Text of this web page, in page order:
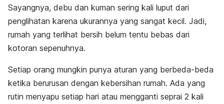
Sayangnya, debu dan kuman sering kali luput dari
penglihatan karena ukurannya yang sangat kecil. Jadi,
rumah yang terlihat bersih belum tentu bebas dari
kotoran sepenuhnya.
Setiap orang mungkin punya aturan yang berbeda-beda
ketika berurusan dengan kebersihan rumah. Ada yang
rutin menyapu setiap hari atau mengganti seprai 2 kali